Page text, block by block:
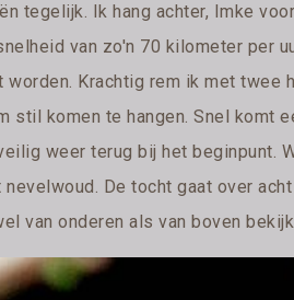
tegelijk. Ik hang achter, Imke
van zo'n 70 kilometer per
Krachtig rem ik met twee
komen te hangen. Snel komt
weer terug bij het beginpunt.
De tocht gaat over
van onderen als van boven